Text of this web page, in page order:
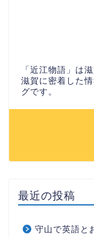
「近江物語」は
滋賀に密着した
グです。
最近の投稿
守山で英語と